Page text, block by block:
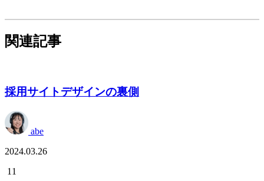
関連記事
採用サイトデザインの裏側
abe
2024.03.26
11